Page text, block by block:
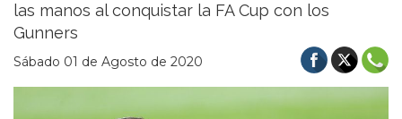
las manos al conquistar la FA Cup con los
Gunners
Sábado 01 de Agosto de 2020